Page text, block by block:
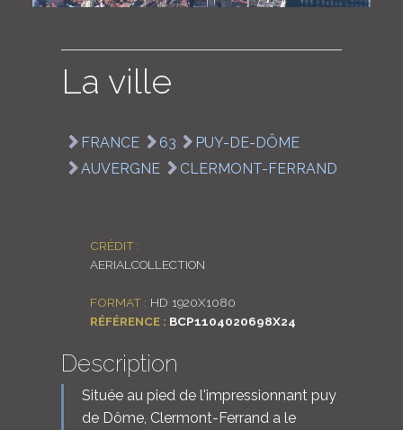
La ville
FRANCE 63
PUY-DE-DÔME
AUVERGNE
CLERMONT-FERRAND
CRÉDIT :
AERIALCOLLECTION
FORMAT : HD 1920X1080
RÉFÉRENCE : BCP1104020698X24
Description
Située au pied de l'impressionnant puy
de Dôme, Clermont-Ferrand a le